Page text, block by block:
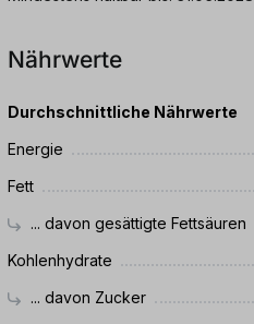
Nährwerte
Durchschnittliche Nährwerte
Energie
Fett
... davon gesättigte Fettsäuren
Kohlenhydrate
... davon Zucker